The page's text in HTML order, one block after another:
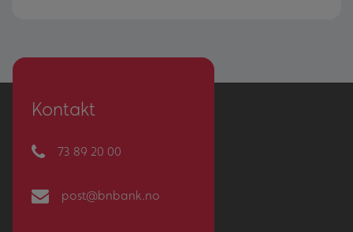
Kontakt
73 89 20 00
post@bnbank.no